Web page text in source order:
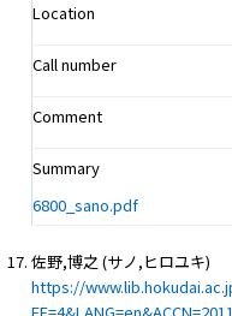
Location
Call number
Comment
Summary
6800_sano.pdf
佐野,博之 (サノ,ヒロユキ)
https://